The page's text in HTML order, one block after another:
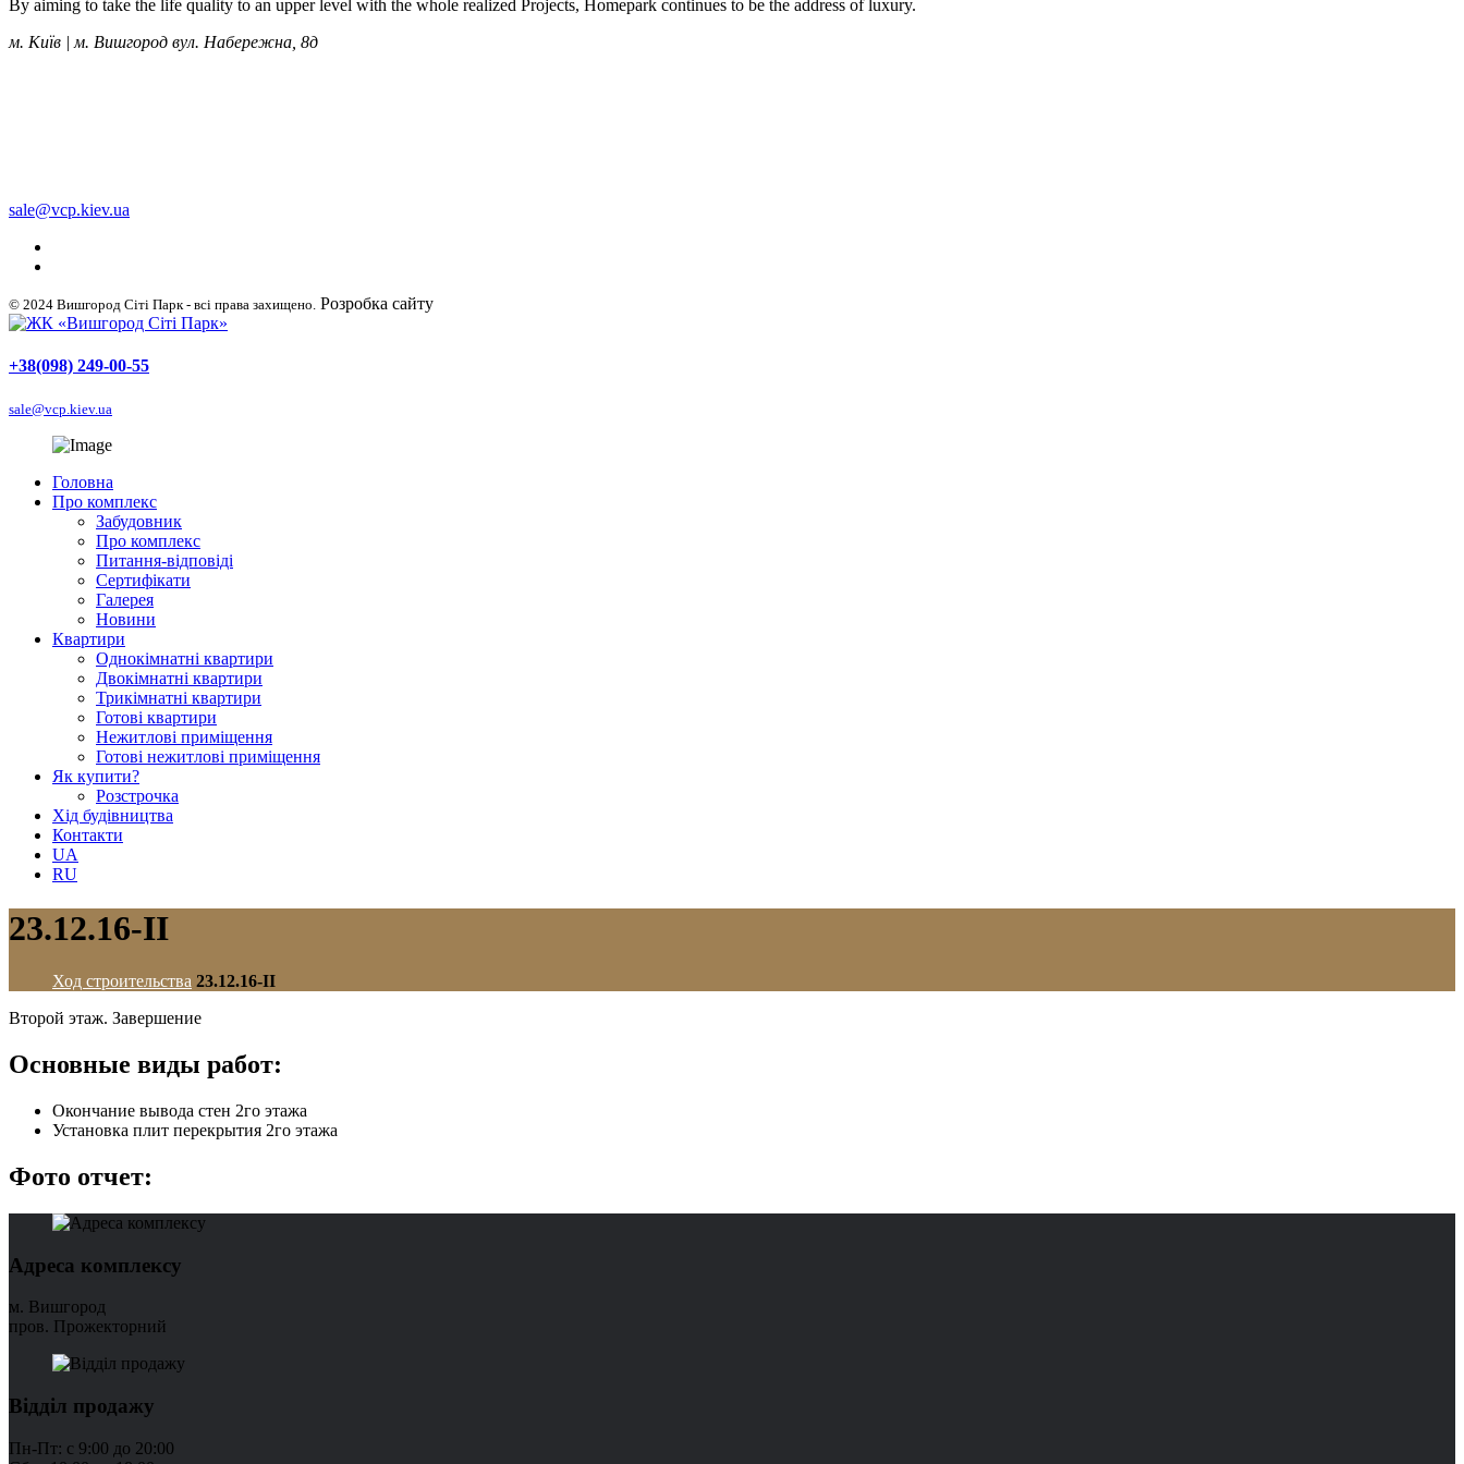
By aiming to take the life quality to an upper level with the whole realized Projects, Homepark continues to be the address of luxury.
м. Київ | м. Вишгород вул. Набережна, 8д
sale@vcp.kiev.ua
© 2024 Вишгород Сіті Парк - всі права захищено. Розробка сайту
+38(098) 249-00-55
sale@vcp.kiev.ua
Головна
Про комплекс
Забудовник
Про комплекс
Питання-відповіді
Сертифікати
Галерея
Новини
Квартири
Однокімнатні квартири
Двокімнатні квартири
Трикімнатні квартири
Готові квартири
Нежитлові приміщення
Готові нежитлові приміщення
Як купити?
Розстрочка
Хід будівництва
Контакти
UA
RU
23.12.16-II
Ход строительства 23.12.16-II
Второй этаж. Завершение
Основные виды работ:
Окончание вывода стен 2го этажа
Установка плит перекрытия 2го этажа
Фото отчет:
Адреса комплексу
м. Вишгород
пров. Прожекторний
Відділ продажу
Пн-Пт: с 9:00 до 20:00